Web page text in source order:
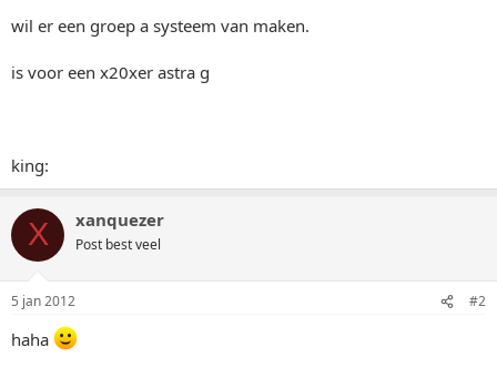
wil er een groep a systeem van maken.
is voor een x20xer astra g
king:
X xanquezer
Post best veel
5 jan 2012 #2
haha